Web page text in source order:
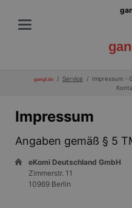
gangl.de Service
Impressum -
Impressum
Angaben gemäß § 5
eKomi Deutschland GmbH
Zimmerstr. 11
10969 Berlin